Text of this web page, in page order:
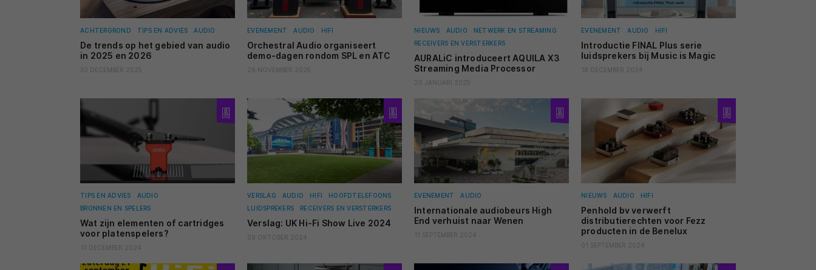
ACHTERGROND TIPS EN ADVIES AUDIO
De trends op het gebied van audio
in 2025 en 2026
30 DECEMBER 2025
EVENEMENT AUDIO HIFI
Orchestral Audio organiseert
demo-dagen rondom SPL en ATC
28 NOVEMBER 2025
NIEUWS AUDIO
NETWERK EN STREAMING
RECEIVERS EN VERSTERKERS
AURALiC introduceert AQUILA X3
Streaming Media Processor
20 JANUARI 2025
EVENEMENT AUDIO HIFI
Introductie FINAL Plus serie
luidsprekers bij Music is Magic
18 DECEMBER 2024
TIPS EN ADVIES
AUDIO
BRONNEN EN SPELERS
Wat zijn elementen of cartridges
voor platenspelers?
13 DECEMBER 2024
VERSLAG AUDIO HIFI
HOOFDTELEFOONS
LUIDSPREKERS
RECEIVERS EN VERSTERKERS
Verslag: UK Hi-Fi Show Live 2024
09 OKTOBER 2024
EVENEMENT AUDIO
Internationale audiobeurs High
End verhuist naar Wenen
11 SEPTEMBER 2024
NIEUWS AUDIO HIFI
Penhold bv verwerft
distributierechten voor Fezz
producten in de Benelux
01 SEPTEMBER 2024